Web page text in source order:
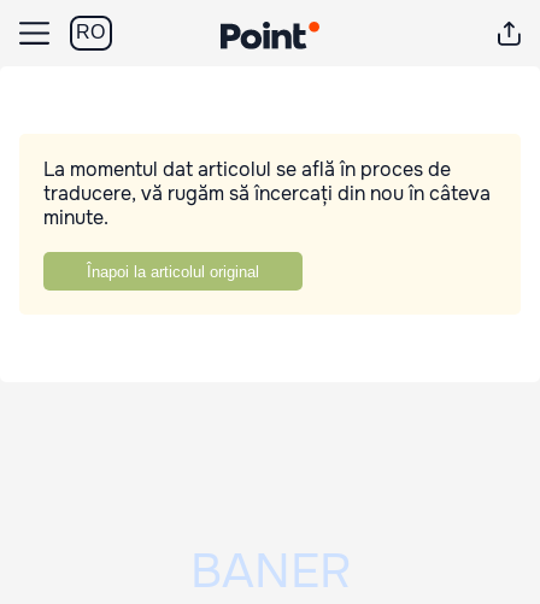
RO
La momentul dat articolul se află în proces de
traducere, vă rugăm să încercați din nou în câteva
minute.
Înapoi la articolul original